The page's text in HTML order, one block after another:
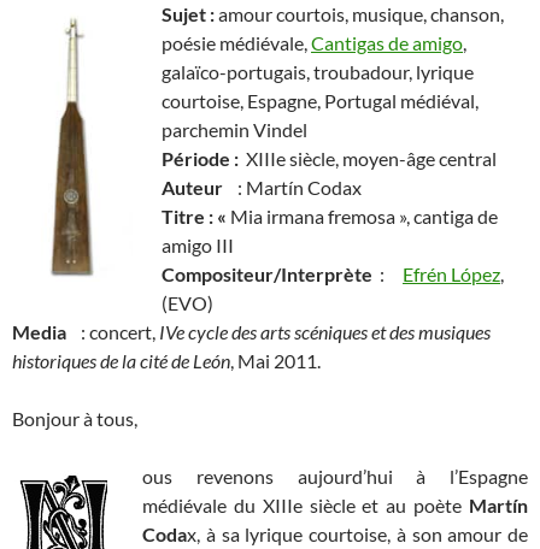
Sujet :amour courtois, musique, chanson,
poésie médiévale,Cantigas de amigo,
galaïco-portugais, troubadour, lyrique
courtoise, Espagne, Portugal médiéval,
parchemin Vindel
Période : XIIIe siècle, moyen-âge central
Auteur
: Martín Codax
Titre : « Mia irmana fremosa », cantiga de
amigo III
Compositeur/Interprète : Efrén López,
(EVO)
Media
: concert, IVe cycle des arts scéniques et des musiques
historiques de la cité de León, Mai 2011.
Bonjour à tous,
ous revenons aujourd’hui à l’Espagne
médiévale du XIIIe siècle et au poète Martín
Codax, à sa lyrique courtoise, à son amour de